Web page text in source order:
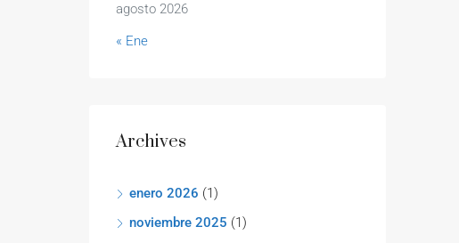
agosto 2026
« Ene
Archives
enero 2026 (1)
noviembre 2025 (1)